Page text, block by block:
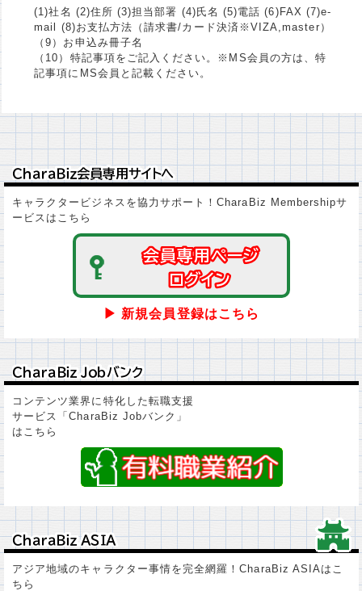
(1)社名 (2)住所 (3)担当部署 (4)氏名 (5)電話 (6)FAX (7)e-
mail (8)お支払方法（請求書/カード決済※VIZA,master）
（9）お申込み冊子名
（10）特記事項をご記入ください。※MS会員の方は、特
記事項にMS会員と記載ください。
ＣｈａｒａＢｉｚ会員専用サイトへ
ＣｈａｒａＢｉｚ会員専用サイトへ
キャラクタービジネスを協力サポート！CharaBiz Membershipサ
ービスはこちら
会員専用ページ
会員専用ページ
ログイン
ログイン
▶ 新規会員登録はこちら
ＣｈａｒａＢｉｚ Ｊｏｂバンク
ＣｈａｒａＢｉｚ Ｊｏｂバンク
コンテンツ業界に特化した転職支援
サービス「CharaBiz Jobバンク」
はこちら
ＣｈａｒａＢｉｚ ＡＳＩＡ
ＣｈａｒａＢｉｚ ＡＳＩＡ
アジア地域のキャラクター事情を完全網羅！CharaBiz ASIAはこ
ちら